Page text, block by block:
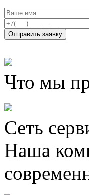
Что мы
Сеть
Наша